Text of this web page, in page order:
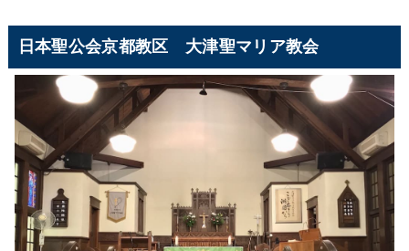
日本聖公会京都教区 大津聖マリア教会